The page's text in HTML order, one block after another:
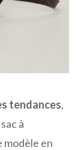
tendances,
à
modèle en